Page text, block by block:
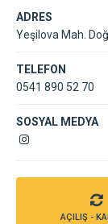
ADRES
Yeşilova Mah.
TELEFON
0541 890 52 70
SOSYAL MEDYA
AÇILIŞ -